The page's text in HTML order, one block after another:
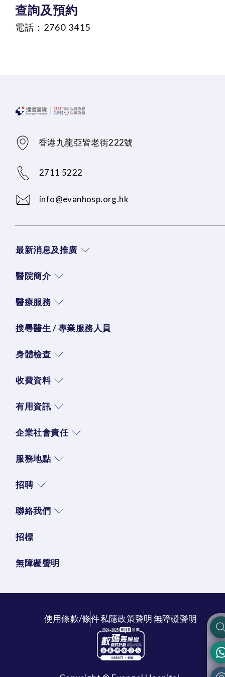
查詢及預約
電話：2760 3415
香港九龍亞皆老街222號
2711 5222
info@evanhosp.org.hk
最新消息及推廣
醫院簡介
醫療服務
搜尋醫生 / 專業服務人員
身體檢查
收費資料
有用資訊
企業社會責任
服務地點
招聘
聯絡我們
招標
無障礙聲明
使用條款/條件私隱政策聲明無障礙聲明